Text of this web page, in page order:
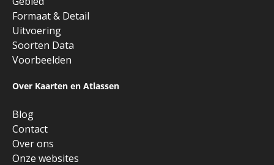
Formaat & Detail
Uitvoering
Soorten Data
Voorbeelden
Over Kaarten en Atlassen
Blog
Contact
Over ons
Onze websites